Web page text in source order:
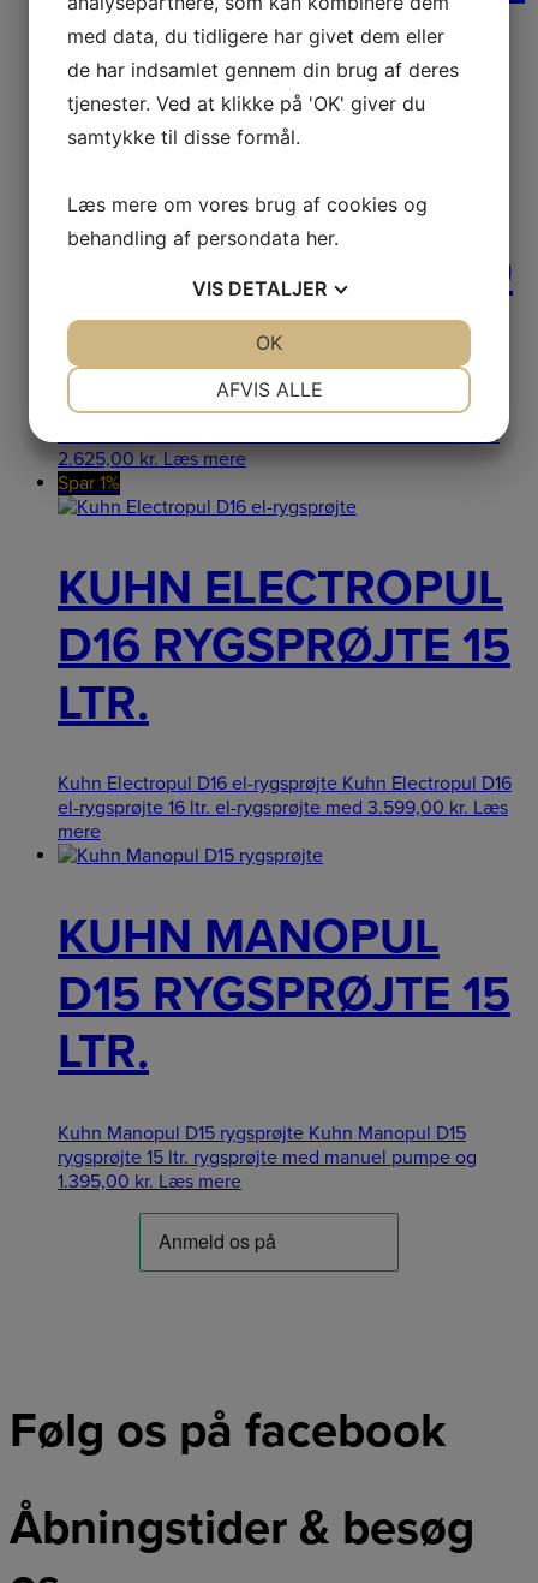
Kuhn Manopul D6 håndsprøjte Kuhn Manopul D6
håndsprøjte 6 ltr. håndsprøjte med arbejdstryk fra
689,00kr. Læs mere
KUHN ELECTROPUL
D10 RYGSPRØJTE 10
LTR.
KUHN ELECTROPUL D10 RYGSPRØJTE KUHN
ELECTROPUL D10 RYGSPRØJTE 10 l beholder Elektri
2.625,00 kr. Læs mere
Spar 1%
KUHN ELECTROPUL
D16 RYGSPRØJTE 15
LTR.
Kuhn Electropul D16 el-rygsprøjte Kuhn Electropul D16
el-rygsprøjte 16 ltr. el-rygsprøjte med 3.599,00 kr. Læs
mere
KUHN MANOPUL
D15 RYGSPRØJTE 15
LTR.
Kuhn Manopul D15 rygsprøjte Kuhn Manopul D15
rygsprøjte 15 ltr. rygsprøjte med manuel pumpe og
1.395,00 kr. Læs mere
Følg os på facebook
Åbningstider & besøg
med data, du tidligere har givet dem eller
de har indsamlet gennem din brug af deres
tjenester. Ved at klikke på 'OK' giver du
samtykke til disse formål.
Læs mere om vores brug af cookies og
behandling af persondata her.
VIS DETALJER
MARKETING
AFVIS ALLE
OK